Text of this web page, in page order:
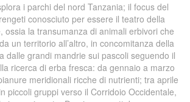
i parchi del nord Tanzania; il focus del
conosciuto per essere il teatro della
ossia la transumanza di animali erbivori che
un territorio all’altro, in concomitanza della
dalle grandi mandrie sui pascoli seguendo il
ricerca di erba fresca: da gennaio a marzo
meridionali ricche di nutrienti; tra aprile
piccoli gruppi verso il Corridoio Occidentale,